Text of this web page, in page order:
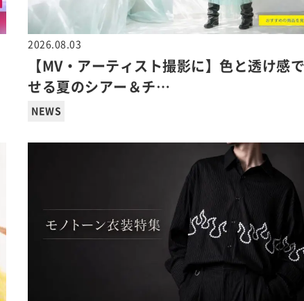
2026.08.03
【MV・アーティスト撮影に】色と透け感
せる夏のシアー＆チ…
NEWS